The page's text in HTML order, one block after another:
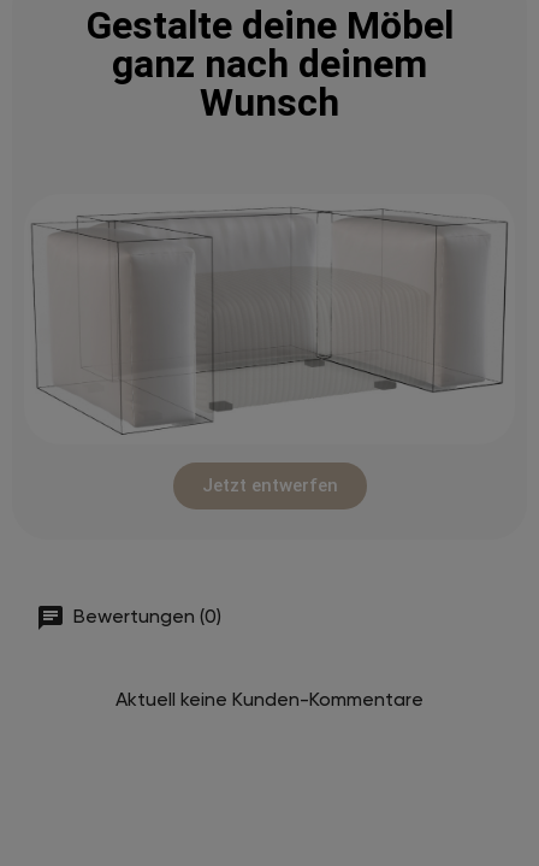
Gestalte deine Möbel
ganz nach deinem
Wunsch
Jetzt entwerfen
Bewertungen (0)
Aktuell keine Kunden-Kommentare